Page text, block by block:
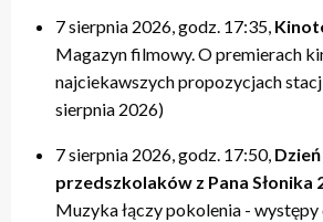
7 sierpnia 2026, godz. 17:35,
Magazyn filmowy. O premierach
najciekawszych propozycjach
sierpnia 2026)
7 sierpnia 2026, godz. 17:50,
przedszkolaków z Pana Słonika
Muzyka łączy pokolenia - występy